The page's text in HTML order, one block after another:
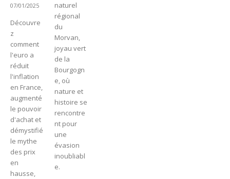
07/01/2025
Découvre
z
comment
l'euro a
réduit
l'inflation
en France,
augmenté
le pouvoir
d'achat et
démystifié
le mythe
des prix
en
hausse,
naturel
régional
du
Morvan,
joyau vert
de la
Bourgogn
e, où
nature et
histoire se
rencontre
nt pour
une
évasion
inoubliabl
e.